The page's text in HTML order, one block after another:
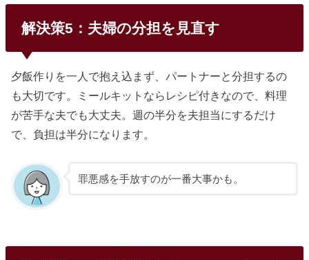
解決策5：夫婦の分担を見直す
夕飯作りを一人で抱え込まず、パートナーと分担するの
も大切です。ミールキットならレシピ付きなので、料理
が苦手な夫でも大丈夫。週の半分を夫担当にするだけ
で、負担は半分になります。
罪悪感を手放すのが一番大事かも。